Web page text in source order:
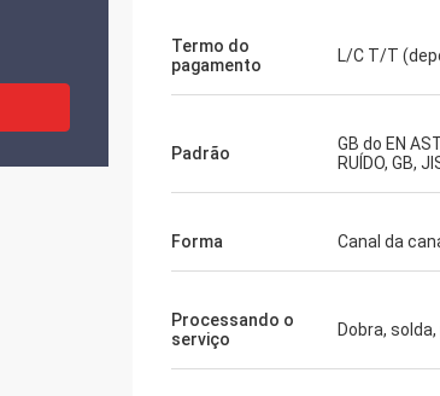
Termo do
pagamento
L/C T/T
Padrão
GB do EN
RUÍDO, GB,
Forma Canal da
Processando o
serviço
Dobra,